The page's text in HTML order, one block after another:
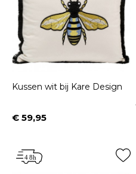
Kussen wit bij Kare Design
Prijs
€ 59,95